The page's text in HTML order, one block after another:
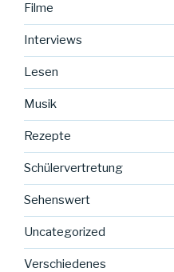
Filme
Interviews
Lesen
Musik
Rezepte
Schülervertretung
Sehenswert
Uncategorized
Verschiedenes